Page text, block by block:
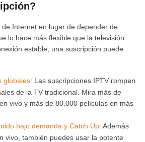
Internet en lugar de depender de
lo hace más flexible que la televisión
estable, una suscripción puede
globales: Las suscripciones IPTV rompen
de la TV tradicional. Mira más de
vivo y más de 80.000 películas en más
bajo demanda y Catch Up: Además
vivo, también puedes usar la potente